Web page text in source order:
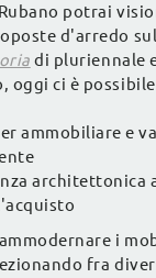
potrai
d'arredo
di pluriennale
oggi ci è
ammobiliare e
architettonica
i
fra